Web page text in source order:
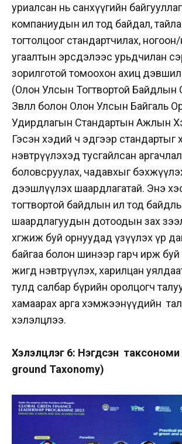
уриалсан нь санхүүгийн
компаниудын ил тод байдал,
тогтолцоог стандартчилах,
угаалтын эрсдэлээс урьдчилан
зорилготой томоохон ахиц
(Олон Улсын Тогтвортой Байдлын
Зөвлөл болон Олон Улсын Байгаль
Удирдлагын Стандартын Ажлын
Гэсэн хэдий ч эдгээр стандартыг
нэвтрүүлэхэд тусгайлсан
боловсруулах, чадавхыг
дээшлүүлэх шаардлагатай. Энэ
тогтвортой байдлын ил тод
шаардлагуудын дотоодын зах
хөгжиж буй орнуудад үзүүлэх үр
байгаа болон шинээр гарч ирж буй
жигд нэвтрүүлэх, харилцан
тулд салбар бүрийн оролцогч
хамаарах арга хэмжээнүүдийн
хэлэлцлээ.
Хэлэлцүүлэг 6: Нэгдсэн
ground Taxonomy)